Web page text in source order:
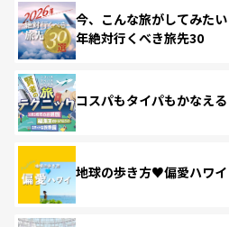
今、こんな旅がしてみた
年絶対行くべき旅先30
コスパもタイパもかなえ
地球の歩き方♥偏愛ハワイ